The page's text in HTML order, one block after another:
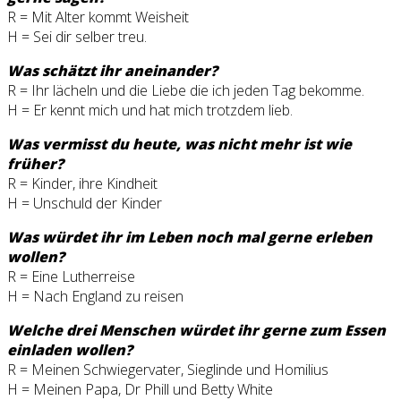
R = Mit Alter kommt Weisheit
H = Sei dir selber treu.
Was schätzt ihr aneinander?
R = Ihr lächeln und die Liebe die ich jeden Tag bekomme.
H = Er kennt mich und hat mich trotzdem lieb.
Was vermisst du heute, was nicht mehr ist wie
früher?
R = Kinder, ihre Kindheit
H = Unschuld der Kinder
Was würdet ihr im Leben noch mal gerne erleben
wollen?
R = Eine Lutherreise
H = Nach England zu reisen
Welche drei Menschen würdet ihr gerne zum Essen
einladen wollen?
R = Meinen Schwiegervater, Sieglinde und Homilius
H = Meinen Papa, Dr Phill und Betty White